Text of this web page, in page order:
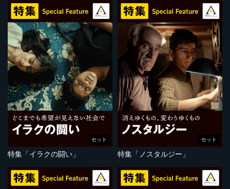
セット
特集「イラクの闘い」
セット
特集「ノスタルジー」